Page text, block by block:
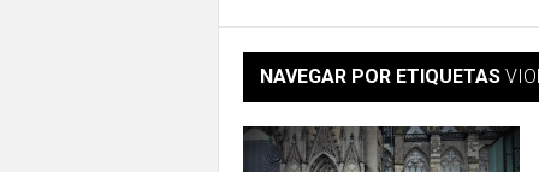
NAVEGAR POR ETIQUETAS